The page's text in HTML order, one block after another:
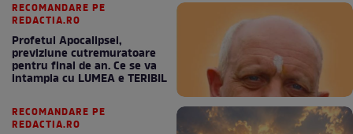
RECOMANDARE PE
REDACTIA.RO
Profetul Apocalipsei,
previziune cutremuratoare
pentru final de an. Ce se va
intampla cu LUMEA e TERIBIL
RECOMANDARE PE
REDACTIA.RO